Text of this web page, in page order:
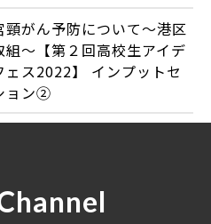
頸がん予防について～港区
組～【第２回高校生アイデ
ェス2022】 インプットセ
ョン②